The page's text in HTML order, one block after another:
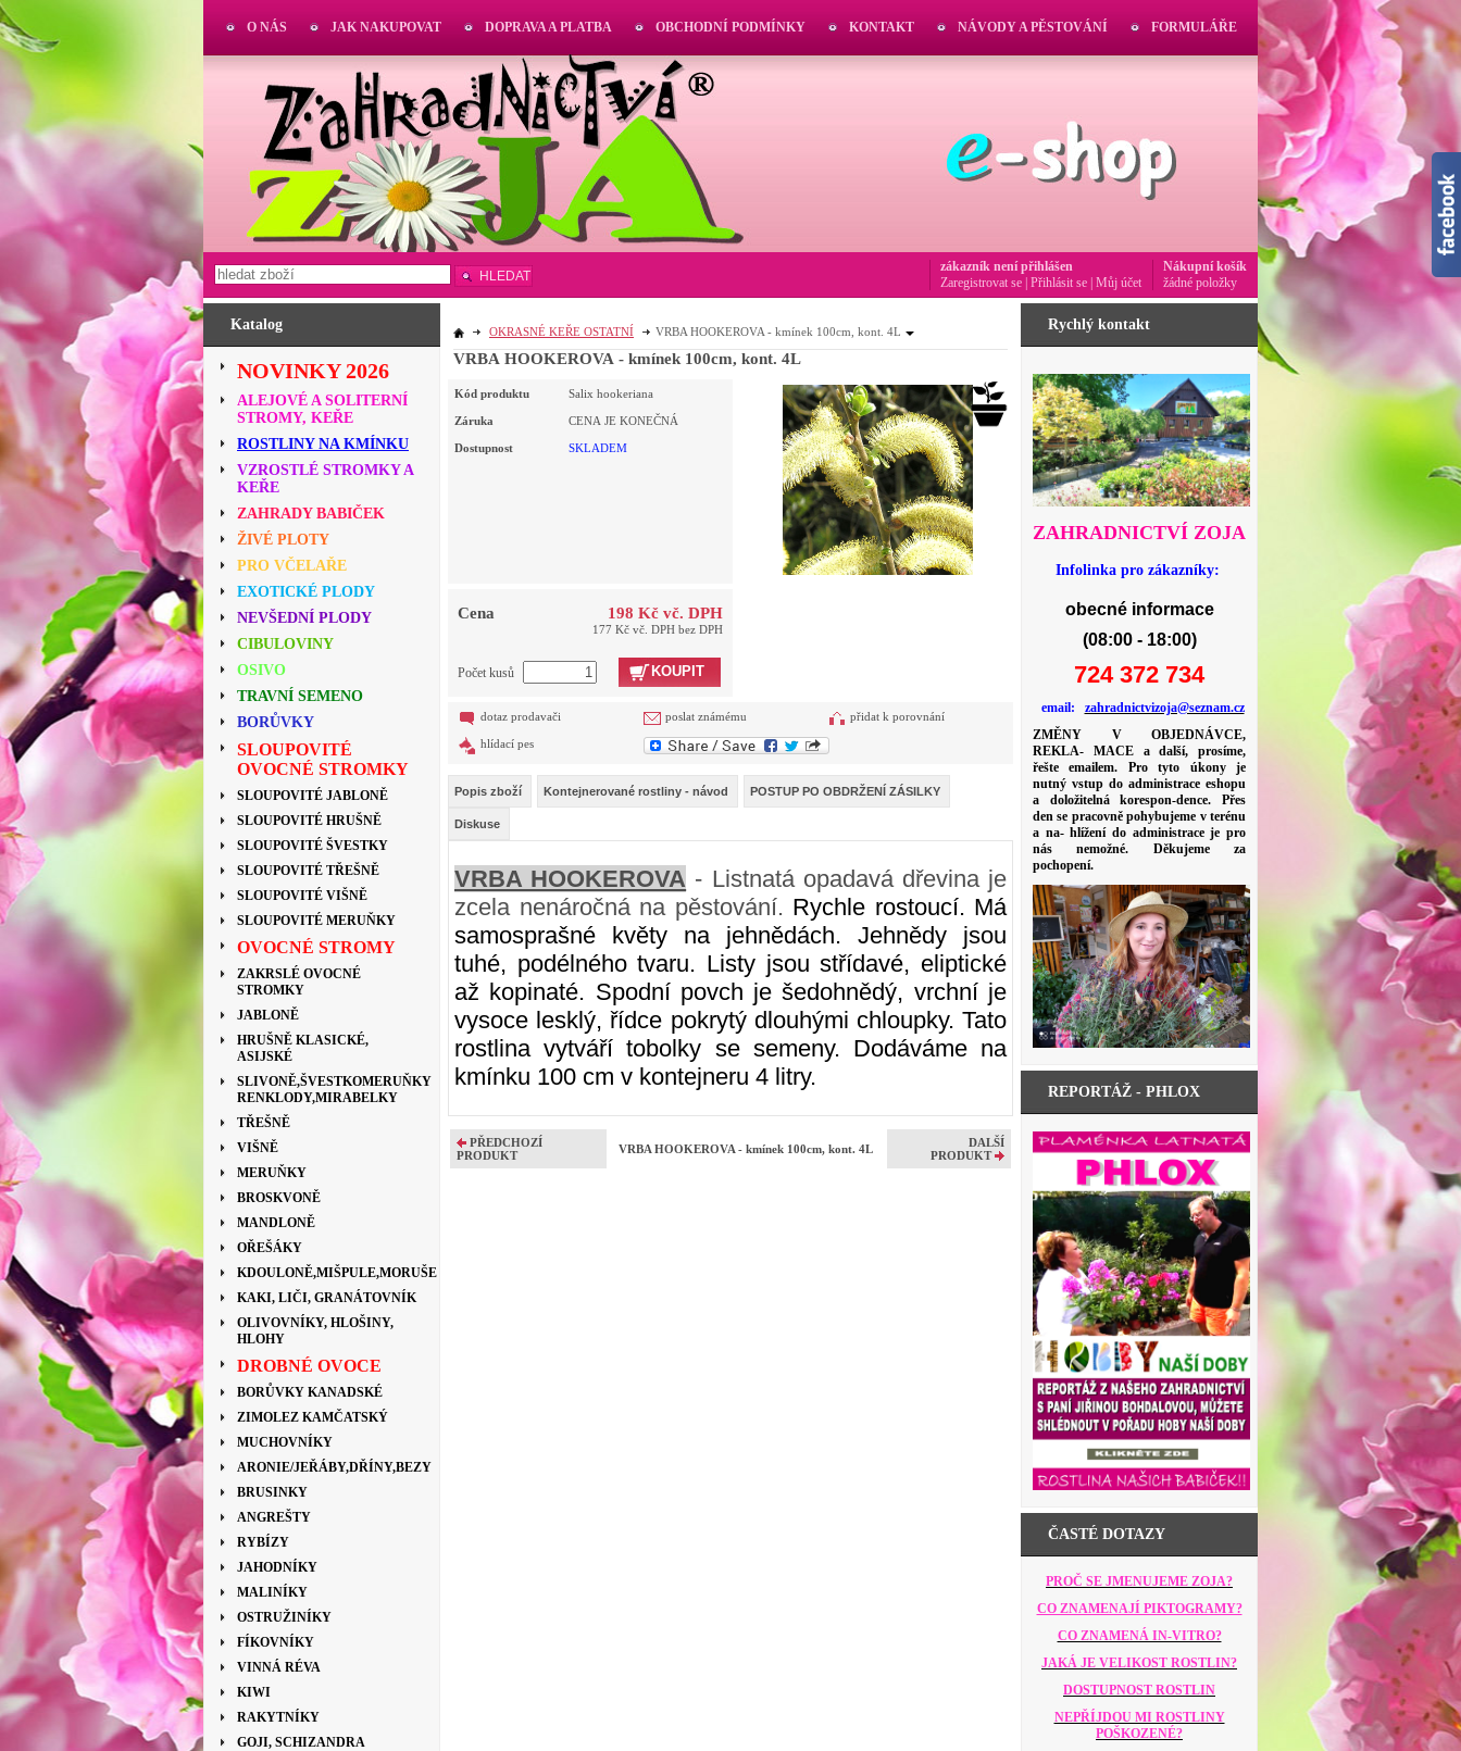
Katalog
NOVINKY 2026
ALEJOVÉ A SOLITERNÍ
STROMY, KEŘE
ROSTLINY NA KMÍNKU
VZROSTLÉ STROMKY A
KEŘE
ZAHRADY BABIČEK
ŽIVÉ PLOTY
PRO VČELAŘE
EXOTICKÉ PLODY
NEVŠEDNÍ PLODY
CIBULOVINY
OSIVO
TRAVNÍ SEMENO
BORŮVKY
SLOUPOVITÉ
OVOCNÉ STROMKY
SLOUPOVITÉ JABLONĚ
SLOUPOVITÉ HRUŠNĚ
SLOUPOVITÉ ŠVESTKY
SLOUPOVITÉ TŘEŠNĚ
SLOUPOVITÉ VIŠNĚ
SLOUPOVITÉ MERUŇKY
OVOCNÉ STROMY
ZAKRSLÉ OVOCNÉ
STROMKY
JABLONĚ
HRUŠNĚ KLASICKÉ,
ASIJSKÉ
SLIVONĚ,ŠVESTKOMERUŇKY
RENKLODY,MIRABELKY
TŘEŠNĚ
VIŠNĚ
MERUŇKY
BROSKVONĚ
MANDLONĚ
OŘEŠÁKY
KDOULONĚ,MIŠPULE,MORUŠE
KAKI, LIČI, GRANÁTOVNÍK
OLIVOVNÍKY, HLOŠINY,
HLOHY
DROBNÉ OVOCE
BORŮVKY KANADSKÉ
ZIMOLEZ KAMČATSKÝ
MUCHOVNÍKY
ARONIE/JEŘÁBY,DŘÍNY,BEZY
BRUSINKY
ANGREŠTY
RYBÍZY
JAHODNÍKY
MALINÍKY
OSTRUŽINÍKY
FÍKOVNÍKY
VINNÁ RÉVA
KIWI
RAKYTNÍKY
GOJI, SCHIZANDRA
OKRASNÉ KEŘE OSTATNÍ VRBA HOOKEROVA - kmínek 100cm, kont. 4L
VRBA HOOKEROVA - kmínek 100cm, kont. 4L
Kód produktu Salix hookeriana
Záruka CENA JE KONEČNÁ
Dostupnost SKLADEM
Cena 198 Kč vč. DPH
177 Kč vč. DPH bez DPH
Počet kusů KOUPIT
dotaz prodavači poslat známému přidat k porovnání
hlídací pes
Popis zboží Kontejnerované rostliny - návod POSTUP PO OBDRŽENÍ ZÁSILKY
Diskuse
VRBA HOOKEROVA - Listnatá opadavá dřevina je
zcela nenáročná na pěstování. Rychle rostoucí. Má
samosprašné květy na jehnědách. Jehnědy jsou
tuhé, podélného tvaru. Listy jsou střídavé, eliptické
až kopinaté. Spodní povch je šedohnědý, vrchní je
vysoce lesklý, řídce pokrytý dlouhými chloupky. Tato
rostlina vytváří tobolky se semeny. Dodáváme na
kmínku 100 cm v kontejneru 4 litry.
PŘEDCHOZÍ
PRODUKT
VRBA HOOKEROVA - kmínek 100cm, kont. 4L
DALŠÍ
PRODUKT
Rychlý kontakt
ZAHRADNICTVÍ ZOJA
Infolinka pro zákazníky:
obecné informace
(08:00 - 18:00)
724 372 734
email: zahradnictvizoja@seznam.cz
ZMĚNY V OBJEDNÁVCE,
REKLA- MACE a další, prosíme,
řešte emailem. Pro tyto úkony je
nutný vstup do administrace eshopu
a doložitelná korespon-dence. Přes
den se pracovně pohybujeme v terénu
a na- hlížení do administrace je pro
nás nemožné. Děkujeme za
pochopení.
REPORTÁŽ - PHLOX
ČASTÉ DOTAZY
PROČ SE JMENUJEME ZOJA?
CO ZNAMENAJÍ PIKTOGRAMY?
CO ZNAMENÁ IN-VITRO?
JAKÁ JE VELIKOST ROSTLIN?
DOSTUPNOST ROSTLIN
NEPŘÍJDOU MI ROSTLINY
POŠKOZENÉ?
O NÁS JAK NAKUPOVAT DOPRAVA A PLATBA OBCHODNÍ PODMÍNKY KONTAKT NÁVODY A PĚSTOVÁNÍ FORMULÁŘE
HLEDAT
Nákupní košík
žádné položky
zákazník není přihlášen
Zaregistrovat se Přihlásit se Můj účet